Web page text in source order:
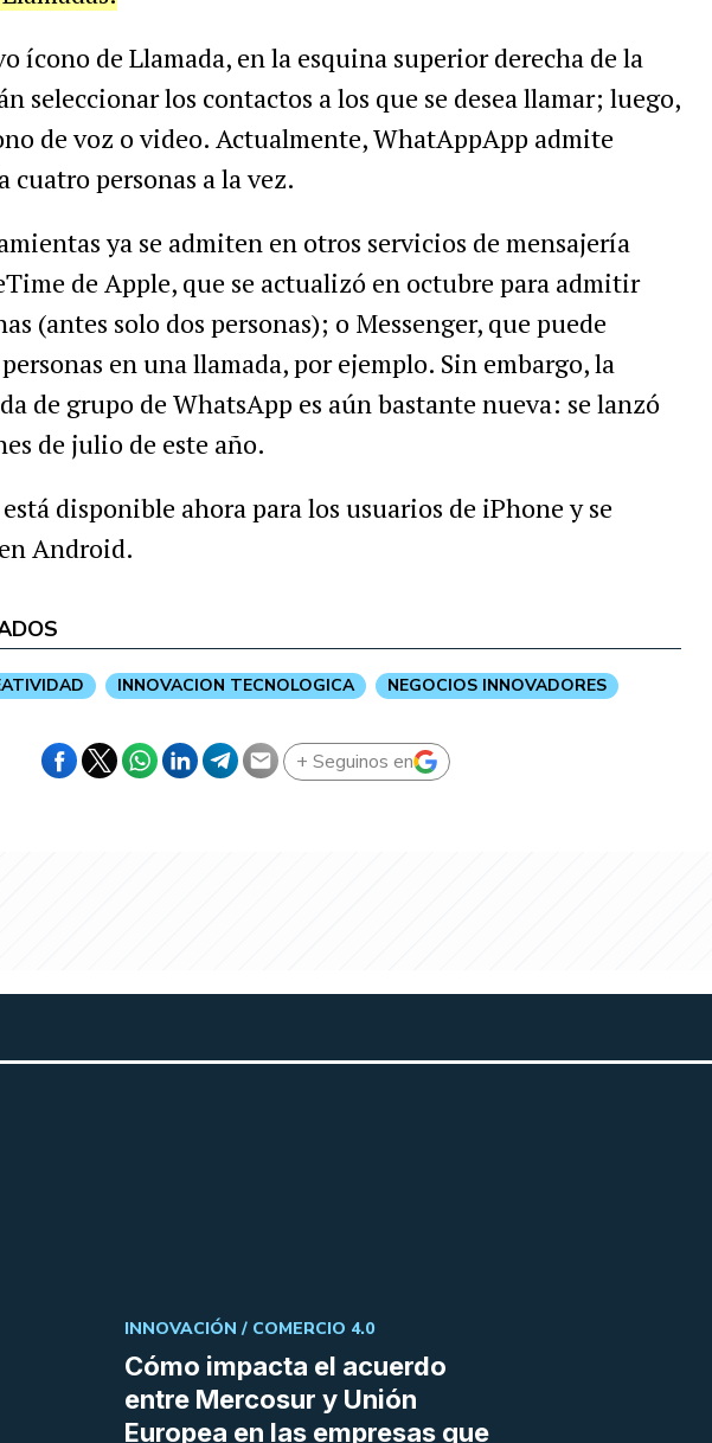
ícono de Llamada, en la esquina superior derecha de la
seleccionar los contactos a los que se desea llamar; luego,
de voz o video. Actualmente, WhatAppApp admite
cuatro personas a la vez.
ya se admiten en otros servicios de mensajería
de Apple, que se actualizó en octubre para admitir
(antes solo dos personas); o Messenger, que puede
en una llamada, por ejemplo. Sin embargo, la
de grupo de WhatsApp es aún bastante nueva: se lanzó
de julio de este año.
disponible ahora para los usuarios de iPhone y se
Android.
INNOVACION TECNOLOGICA NEGOCIOS INNOVADORES
+ Seguinos en
Cómo impacta el acuerdo
entre Mercosur y Unión
Europea en las empresas que
INNOVACIÓN / COMERCIO 4.0